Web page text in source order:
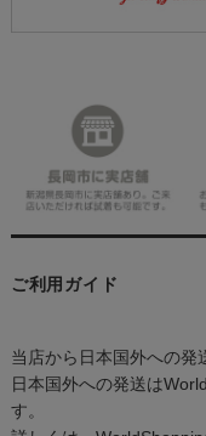
ご利用ガイド
当店から日本国外への発
日本国外への発送は
す。